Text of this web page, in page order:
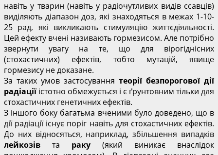
навіть у тварин (навіть у радіочутливих видів ссавців)
виділяють діапазон доз, які знаходяться в межах 1-10-
25 рад, які викликають стимуляцію життєдіяльності.
Цей ефекту вчені називають гормезисом. Але потрібно
звернути увагу на те, що для вірогіднісних
(стохастичних) ефектів, тобто мутацій, явище
гормезису не доказане.
За таких умов застосування теорії безпорогової дії
радіації істотно обмежується і є ґрунтовним тільки для
стохастичних генетичних ефектів.
З іншого боку багатьма вченими було доведено, що в
дії радіації існує поріг навіть для стохастичних ефектів.
До них відносяться, наприклад, збільшення випадків
лейкозів та раку (який виникає внаслідок